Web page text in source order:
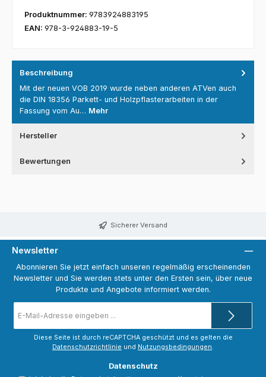
Produktnummer: 9783924883195
EAN: 978-3-924883-19-5
Beschreibung
Mit der neuen VOB 2019 wurde neben anderen ATVen auch
die DIN 18356 Parkett- und Holzpflasterarbeiten in der
Fassung vom Au… Mehr
Hersteller
Bewertungen
Sicherer Versand
Newsletter
Abonnieren Sie jetzt einfach unseren regelmäßig erscheinenden
Newsletter und Sie werden stets unter den Ersten sein, über neue
Produkte und Angebote informiert werden.
Mail-
Adresse
Diese Seite ist durch reCAPTCHA geschützt und es gelten die
Datenschutzrichtlinie und Nutzungsbedingungen.
Datenschutz